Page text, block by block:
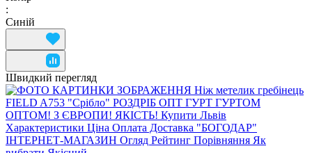
:
Синій
Швидкий перегляд